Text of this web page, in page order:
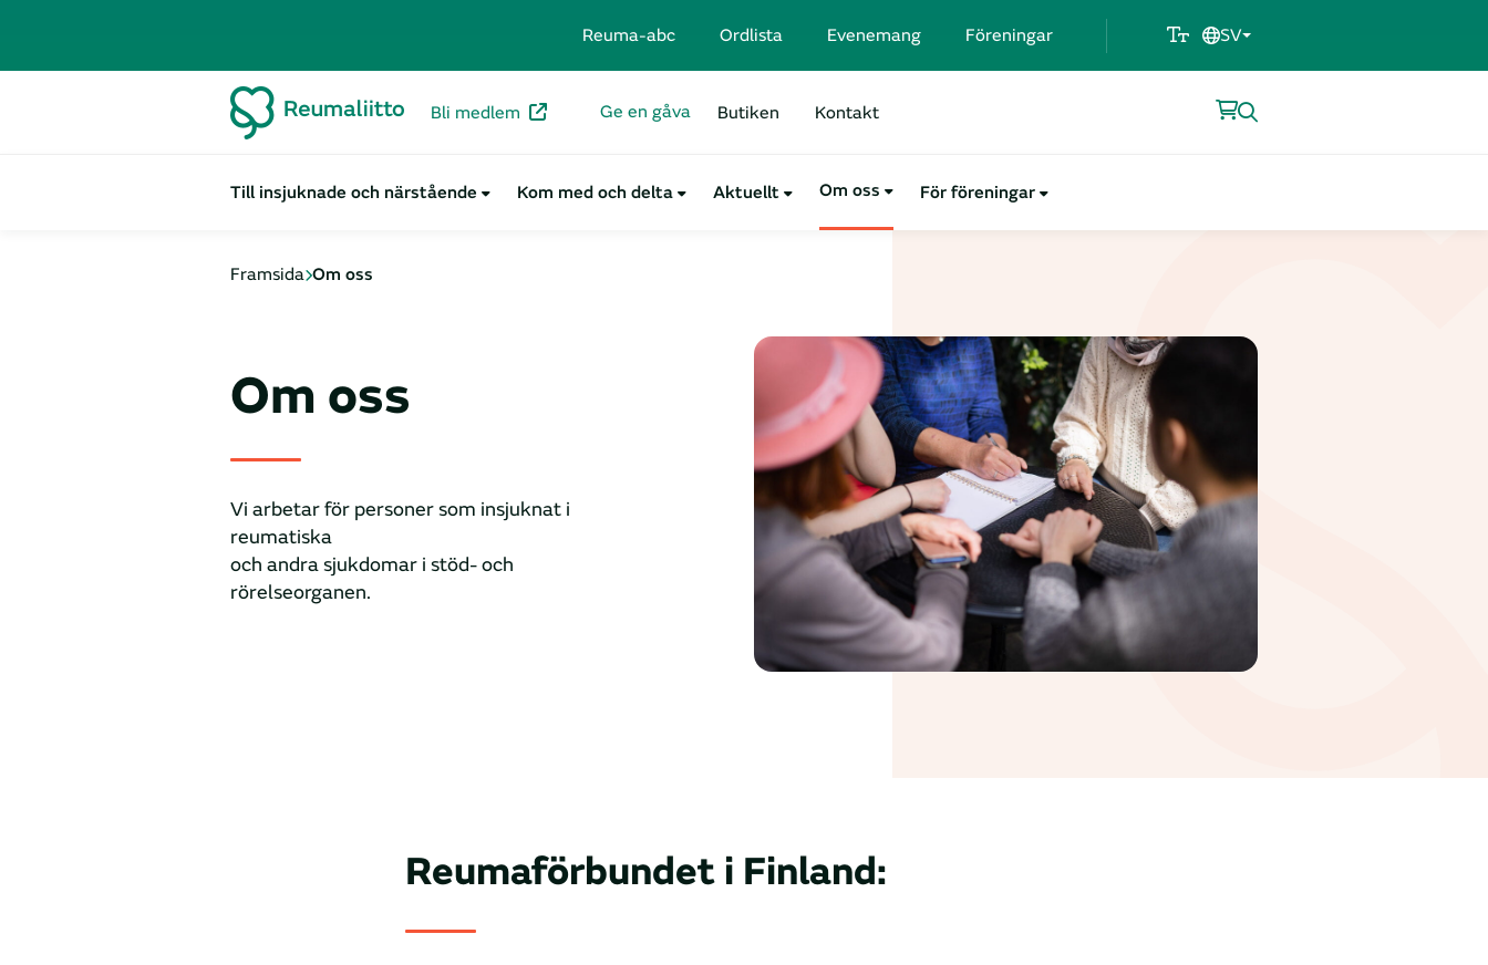
Reuma-abc Ordlista Evenemang Föreningar SV
Bli medlem Ge en gåva Butiken Kontakt
Till insjuknade och närstående Kom med och delta Aktuellt Om oss För föreningar
Framsida Om oss
Om oss
Vi arbetar för personer som insjuknat i
reumatiska
och andra sjukdomar i stöd- och
rörelseorganen.
Reumaförbundet i Finland: